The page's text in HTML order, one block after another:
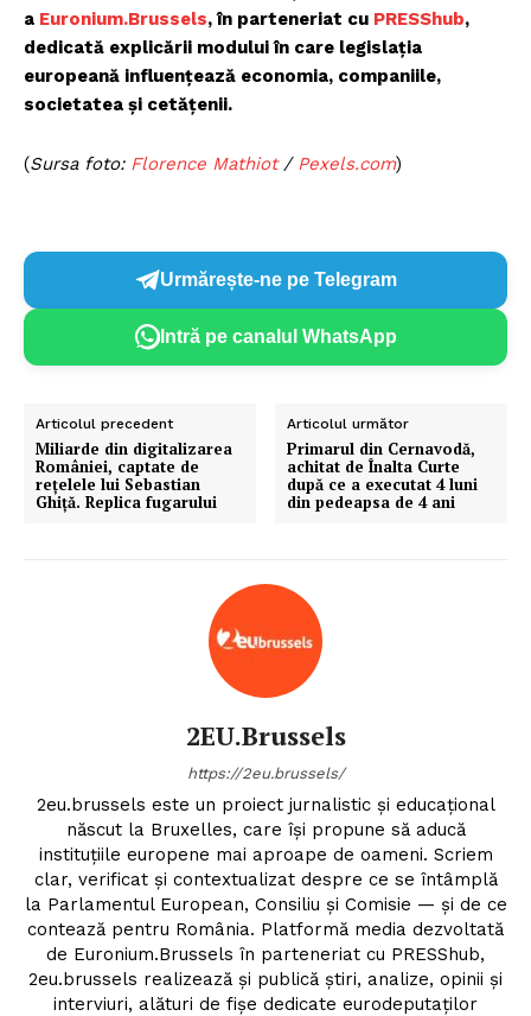
Un proiect
FREEDOM HOUSE ROMÂNIA
a Euronium.Brussels, în parteneriat cu PRESShub,
dedicată explicării modului în care legislația
europeană influențează economia, companiile,
societatea și cetățenii.
(Sursa foto: Florence Mathiot/ Pexels.com)
Urmărește-ne pe Telegram
Intră pe canalul WhatsApp
Articolul precedent
Miliarde din digitalizarea
României, captate de
rețelele lui Sebastian
Ghiță. Replica fugarului
Articolul următor
Primarul din Cernavodă,
achitat de Înalta Curte
după ce a executat 4 luni
din pedeapsa de 4 ani
2EU.Brussels
https://2eu.brussels/
2eu.brussels este un proiect jurnalistic și educațional
născut la Bruxelles, care își propune să aducă
instituțiile europene mai aproape de oameni. Scriem
clar, verificat și contextualizat despre ce se întâmplă
la Parlamentul European, Consiliu și Comisie — și de ce
contează pentru România. Platformă media dezvoltată
de Euronium.Brussels în parteneriat cu PRESShub,
2eu.brussels realizează și publică știri, analize, opinii și
interviuri, alături de fișe dedicate eurodeputaților